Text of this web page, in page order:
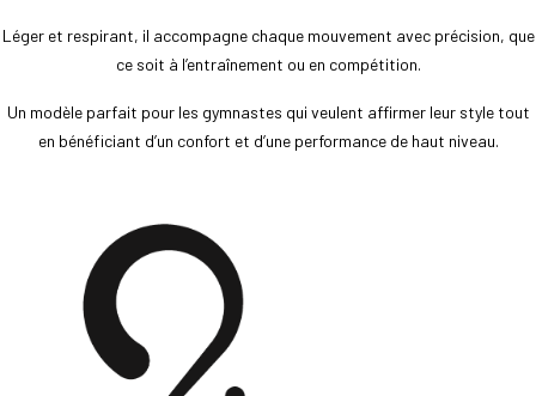
Léger et respirant, il accompagne chaque mouvement avec précision, que
ce soit à l’entraînement ou en compétition.
Un modèle parfait pour les gymnastes qui veulent affirmer leur style tout
en bénéficiant d’un confort et d’une performance de haut niveau.